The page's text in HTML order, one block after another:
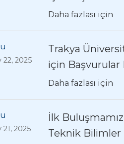
Daha fazlası için
22, 2025
Trakya
için Başvurular
Daha fazlası için
21, 2025
İlk
Teknik Bilimler